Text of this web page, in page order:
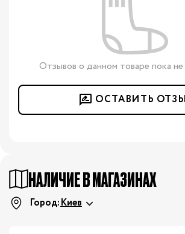
Отзывов о данном товаре пока не
ОСТАВИТЬ
НАЛИЧИЕ В МАГАЗИНАХ
Город:Киев